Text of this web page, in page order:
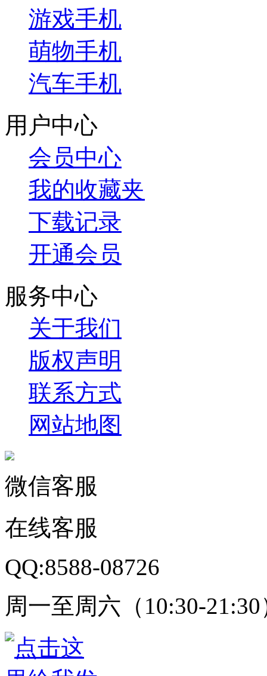
游戏手机
萌物手机
汽车手机
用户中心
会员中心
我的收藏夹
下载记录
开通会员
服务中心
关于我们
版权声明
联系方式
网站地图
微信客服
在线客服
QQ:8588-08726
周一至周六（10:30-21:30